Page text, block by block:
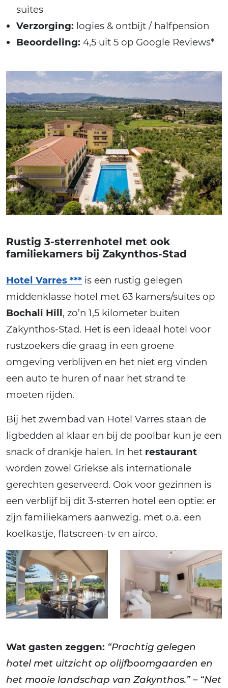
suites
Verzorging: logies & ontbijt / halfpension
Beoordeling: 4,5 uit 5 op Google Reviews*
Rustig 3-sterrenhotel met ook
familiekamers bij Zakynthos-Stad
Hotel Varres *** is een rustig gelegen
middenklasse hotel met 63 kamers/suites op
Bochali Hill, zo’n 1,5 kilometer buiten
Zakynthos-Stad. Het is een ideaal hotel voor
rustzoekers die graag in een groene
omgeving verblijven en het niet erg vinden
een auto te huren of naar het strand te
moeten rijden.
Bij het zwembad van Hotel Varres staan de
ligbedden al klaar en bij de poolbar kun je een
snack of drankje halen. In het restaurant
worden zowel Griekse als internationale
gerechten geserveerd. Ook voor gezinnen is
een verblijf bij dit 3-sterren hotel een optie: er
zijn familiekamers aanwezig. met o.a. een
koelkastje, flatscreen-tv en airco.
Wat gasten zeggen: “Prachtig gelegen
hotel met uitzicht op olijfboomgaarden en
het mooie landschap van Zakynthos.” – “Net